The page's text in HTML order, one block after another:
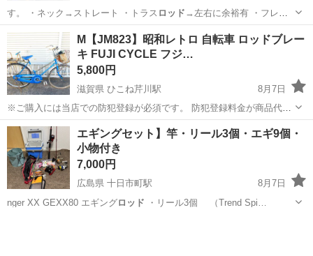
す。 ・ネック→ストレート ・トラス ロッド →左右に余裕有 ・フレッ
ト→80%残り…
大阪 大阪市 西九条駅 弦楽器、ギター
M【JM823】昭和レトロ 自転車 ロッドブレー
キ FUJI CYCLE フジ…
5,800円
滋賀県 ひこね芹川駅
8月7日
※ご購入には当店での防犯登録が必須です。 防犯登録料金が商品代金
と別途800円かかります。 ※掲載商品は保管場所が異なりますので、
必ずご来店予約お願いします。 ★お持ち帰り特価★ お持ち帰り特価に
つき無料配送...
滋賀 彦根市 ひこね芹川駅 その他 FUJI
エギングセット】竿・リール3個・エギ9個・
小物付き
7,000円
広島県 十日市町駅
8月7日
nger XX GEXX80 エギングロッド ・リール3個 （Trend Spi…